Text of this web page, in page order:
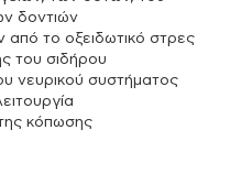
δοντιών
το οξειδωτικό στρες
του σιδήρου
νευρικού συστήματος
κόπωσης